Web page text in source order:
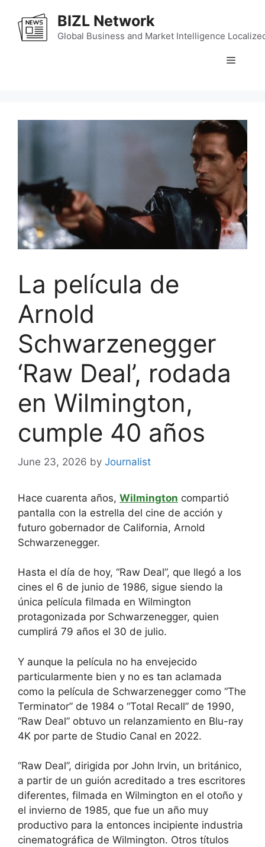
content
BIZL Network
Global Business and Market Intelligence
Menu
La película de
Arnold
Schwarzenegger
‘Raw Deal’, rodada
en Wilmington,
cumple 40 años
June 23, 2026 by Journalist
Hace cuarenta años, Wilmington compartió
pantalla con la estrella del cine de acción y
futuro gobernador de California, Arnold
Schwarzenegger.
Hasta el día de hoy, “Raw Deal”, que llegó a los
cines el 6 de junio de 1986, sigue siendo la
única película filmada en Wilmington
protagonizada por Schwarzenegger, quien
cumplirá 79 años el 30 de julio.
Y aunque la película no ha envejecido
particularmente bien y no es tan aclamada
como la película de Schwarzenegger como “The
Terminator” de 1984 o “Total Recall” de 1990,
“Raw Deal” obtuvo un relanzamiento en Blu-ray
4K por parte de Studio Canal en 2022.
“Raw Deal”, dirigida por John Irvin, un británico,
a partir de un guión acreditado a tres escritores
diferentes, filmada en Wilmington en el otoño y
el invierno de 1985, que fue un año muy
productivo para la entonces incipiente industria
cinematográfica de Wilmington. Otros títulos